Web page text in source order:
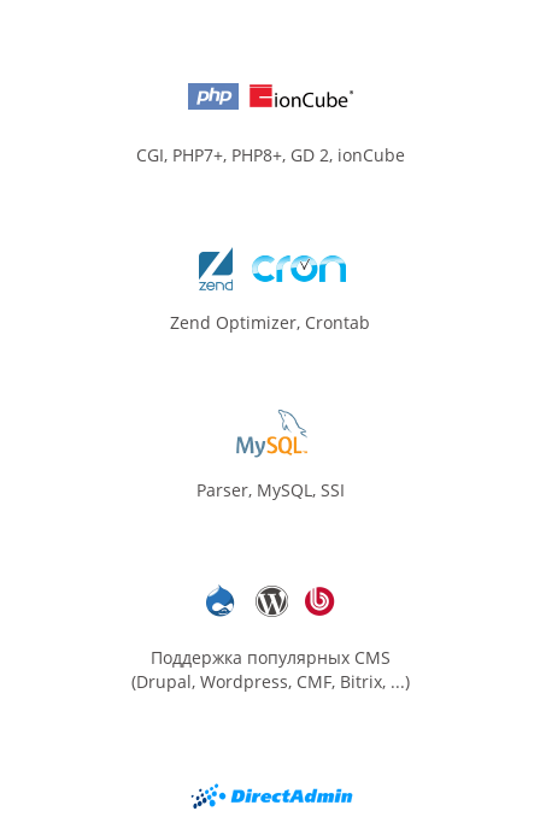
CGI, PHP7+, PHP8+, GD 2, ionCube
Zend Optimizer, Crontab
Parser, MySQL, SSI
Поддержка популярных CMS
(Drupal, Wordpress, CMF, Bitrix, ...)